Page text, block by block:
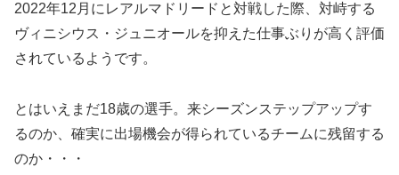
2022年12月にレアルマドリードと対戦した際、対峙する
ヴィニシウス・ジュニオールを抑えた仕事ぶりが高く評価
されているようです。
とはいえまだ18歳の選手。来シーズンステップアップす
るのか、確実に出場機会が得られているチームに残留する
のか・・・